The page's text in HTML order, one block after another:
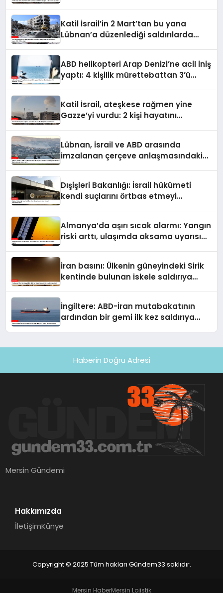
Katil İsrail’in 2 Mart’tan bu yana
Lübnan’a düzenlediği saldırılarda
ABD helikopteri Arap Denizi’ne acil iniş
yaptı: 4 kişilik mürettebattan 3’ü
Katil İsrail, ateşkese rağmen yine
Gazze’yi vurdu: 2 kişi hayatını
Lübnan, İsrail ve ABD arasında
imzalanan çerçeve anlaşmasındaki
Dışişleri Bakanlığı: İsrail hükümeti
kendi suçlarını örtbas etmeyi
Almanya’da aşırı sıcak alarmı: Yangın
riski arttı, ulaşımda aksama uyarısı
İran basını: Ülkenin güneyindeki Sirik
kentinde bulunan iskele saldırıya
İngiltere: ABD-İran mutabakatının
ardından bir gemi ilk kez saldırıya
Haberin Doğru Adresi
Mersin Gündemi
Hakkımızda
İletişimKünye
Copyright © 2025 Tüm hakları Gündem33 saklıdır.
Mersin HaberMersin Lojistik